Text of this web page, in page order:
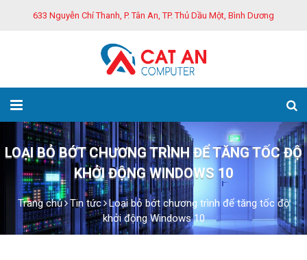
633 Nguyễn Chí Thanh, P. Tân An, TP. Thủ Dầu Một, Bình Dương
LOẠI BỎ BỚT CHƯƠNG TRÌNH ĐỂ TĂNG TỐC ĐỘ
KHỞI ĐỘNG WINDOWS 10
Trang chủ Tin tức
Loại bỏ bớt chương trình để tăng tốc độ
khởi động Windows 10